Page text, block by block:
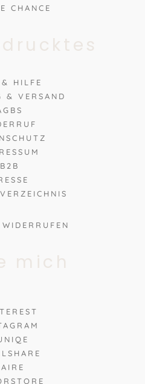
CHANCE
HILFE
& VERSAND
B2B
mich